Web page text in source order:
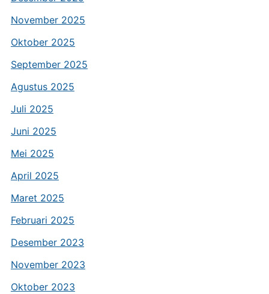
November 2025
Oktober 2025
September 2025
Agustus 2025
Juli 2025
Juni 2025
Mei 2025
April 2025
Maret 2025
Februari 2025
Desember 2023
November 2023
Oktober 2023